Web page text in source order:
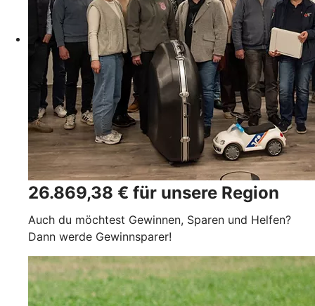
26.869,38 € für unsere Region
Auch du möchtest Gewinnen, Sparen und Helfen?
Dann werde Gewinnsparer!